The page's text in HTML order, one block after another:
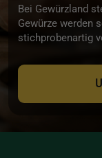
Bei Gewürzland
Gewürze werden
stichprobenartig